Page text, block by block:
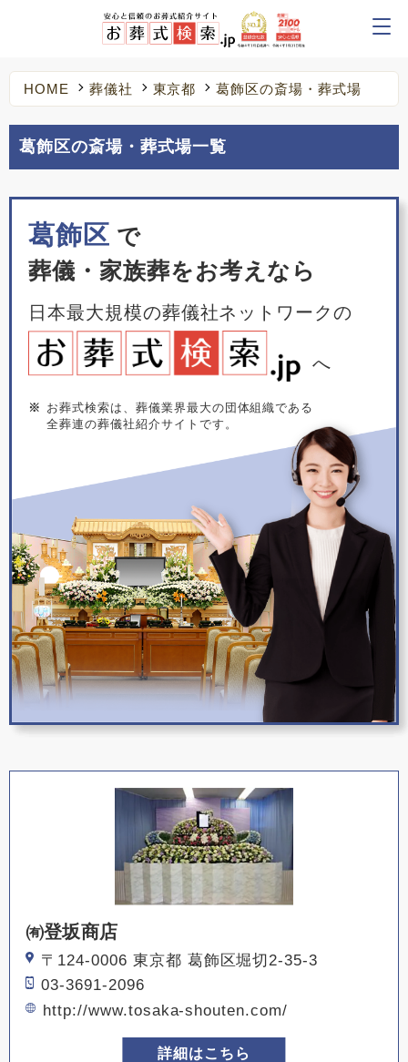
HOME 葬儀社 東京都 葛飾区の斎場・葬式場
葛飾区の斎場・葬式場一覧
葛飾区 で
葬儀・家族葬をお考えなら
日本最大規模の葬儀社ネットワークの
へ
※
お葬式検索は、葬儀業界最大の団体組織である
全葬連の葬儀社紹介サイトです。
㈲登坂商店
〒124-0006 東京都 葛飾区堀切2-35-3
03-3691-2096
http://www.tosaka-shouten.com/
詳細はこちら